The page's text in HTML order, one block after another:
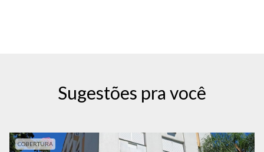
Sugestões pra você
COBERTURA